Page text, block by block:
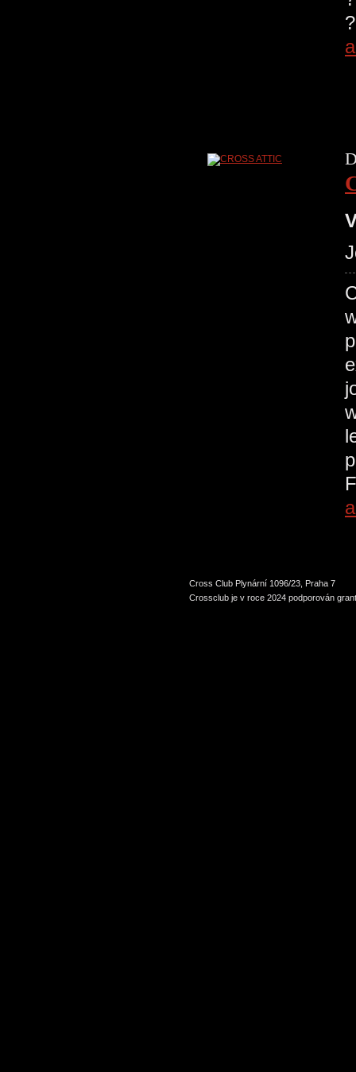
Cross Club Plynární 1096/23, Praha 7
Crossclub je v roce 2024 podporován